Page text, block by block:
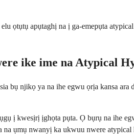
ọtụtụ apụtaghị na ị ga-emepụta
ike ime na Atypical
bụ njikọ ya na ihe egwu ọrịa kansa
ị kwesịrị ịghọta pụta. Ọ bụrụ na ihe
na ụmụ nwanyị ka ukwuu nwere atypical